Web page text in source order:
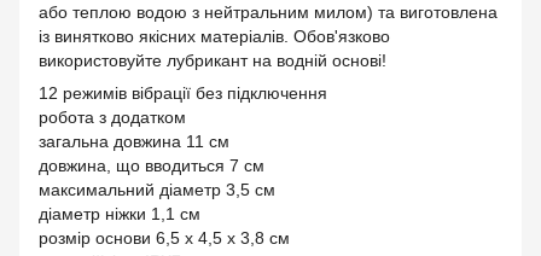
або теплою водою з нейтральним милом) та виготовлена ​​
із винятково якісних матеріалів. Обов'язково
використовуйте лубрикант на водній основі!
12 режимів вібрації без підключення
робота з додатком
загальна довжина 11 см
довжина, що вводиться 7 см
максимальний діаметр 3,5 см
діаметр ніжки 1,1 см
розмір основи 6,5 х 4,5 х 3,8 см